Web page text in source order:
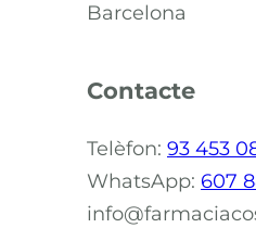
Barcelona
Contacte
Telèfon: 93 453
WhatsApp: 607